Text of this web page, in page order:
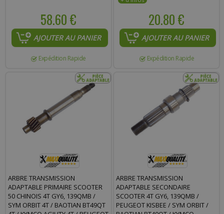
58.60 €
AJOUTER AU PANIER
Expédition Rapide
20.80 €
AJOUTER AU PANIER
Expédition Rapide
ARBRE TRANSMISSION
ADAPTABLE PRIMAIRE SCOOTER
50 CHINOIS 4T GY6, 139QMB /
SYM ORBIT 4T / BAOTIAN BT49QT
ARBRE TRANSMISSION
ADAPTABLE SECONDAIRE
SCOOTER 4T GY6, 139QMB /
PEUGEOT KISBEE / SYM ORBIT /